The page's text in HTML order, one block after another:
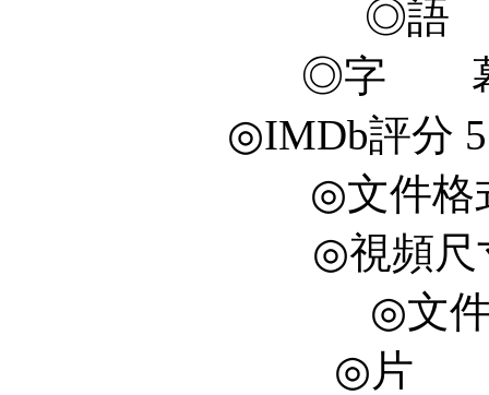
◎語
◎字 幕
◎IMDb評分
◎文件
◎視頻尺
◎文
◎片